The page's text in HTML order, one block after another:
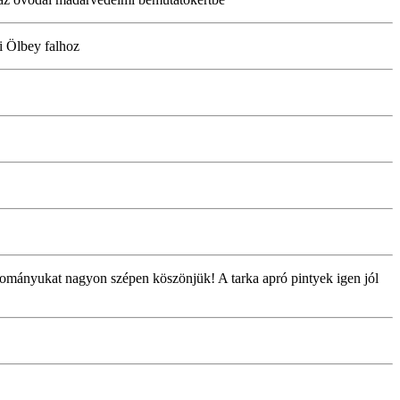
Ölbey falhoz
nagyon szépen köszönjük! A tarka apró pintyek igen jól